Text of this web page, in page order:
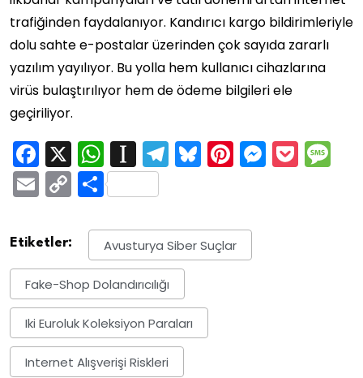
trafiğinden faydalanıyor. Kandırıcı kargo bildirimleriyle
dolu sahte e-postalar üzerinden çok sayıda zararlı
yazılım yayılıyor. Bu yolla hem kullanıcı cihazlarına
virüs bulaştırılıyor hem de ödeme bilgileri ele
geçiriliyor.
Facebook
X WhatsApp
Instapaper
Telegram
Bluesky
Pinterest
EmailCopy
Share
Etiketler: Avusturya Siber Suçlar
Fake-Shop Dolandırıcılığı
Iki Euroluk Koleksiyon Paraları
Internet Alışverişi Riskleri